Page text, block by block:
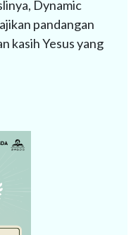
Dynamic
pandangan
kasih Yesus yang
dorongan
atau
tidak
oleh orang-orang